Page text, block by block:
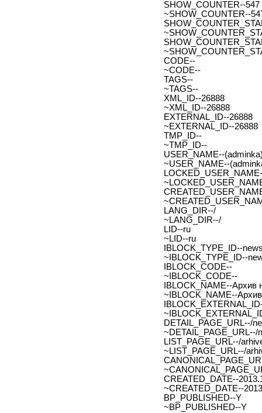
SHOW_COUNTER--547
~SHOW_COUNTER--
CODE--
~CODE--
TAGS--
~TAGS--
XML_ID--26888
~XML_ID--26888
EXTERNAL_ID--26888
~EXTERNAL_ID--26888
TMP_ID--
~TMP_ID--
USER_NAME--
~USER_NAME--
LANG_DIR--/
~LANG_DIR--/
LID--ru
~LID--ru
IBLOCK_TYPE_ID--
~IBLOCK_TYPE_ID--
IBLOCK_CODE--
~IBLOCK_CODE--
IBLOCK_NAME--Архив
~IBLOCK_NAME--
DETAIL_PAGE_URL--/
~DETAIL_PAGE_URL--/
LIST_PAGE_URL--/
~LIST_PAGE_URL--/
CREATED_DATE--
~CREATED_DATE--
BP_PUBLISHED--Y
~BP_PUBLISHED--Y